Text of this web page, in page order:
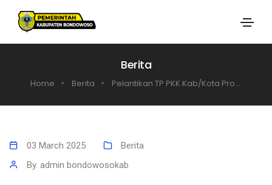
Berita
Home Berita Pelantikan TP PKK Kab/Kota Pro...
03 March 2025
Berita
By. admin bondowosokab